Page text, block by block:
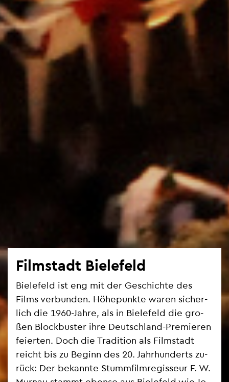
Film­stadt Bie­le­feld
Bie­le­feld ist eng mit der Ge­schich­te des
Films ver­bun­den. Hö­he­punk­te waren si­cher­
lich die 1960-Jahre, als in Bie­le­feld die gro­
ßen Block­bus­ter ihre Deutsch­land-Pre­mie­ren
fei­er­ten. Doch die Tra­di­ti­on als Film­stadt
reicht bis zu Be­ginn des 20. Jahr­hun­derts zu­
rück: Der be­kann­te Stumm­film­re­gis­seur F. W.